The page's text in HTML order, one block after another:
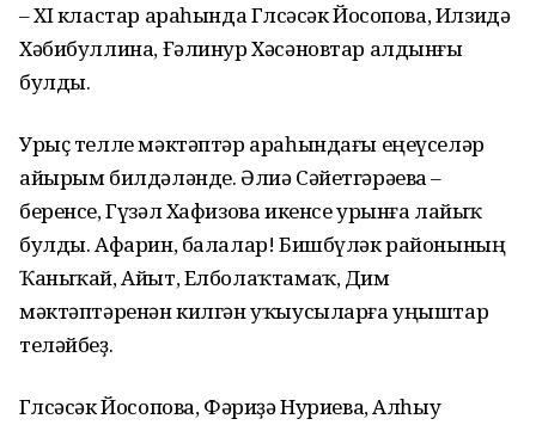
– ХI кластар араһында Гөлсәсәк Йосопова, Илзидә
Хәбибуллина, Ғәлинур Хәсәновтар алдынғы
булды.
Урыҫ телле мәктәптәр араһын­дағы еңеүселәр
айырым билдә­ләнде. Әлиә Сәйетгәрәева –
беренсе, Гүзәл Хафизова икенсе урынға лайыҡ
булды. Афарин, балалар! Бишбүләк районының
Ҡаныҡай, Айыт, Елболаҡтамаҡ, Дим
мәктәптәренән килгән уҡыусыларға уңыштар
теләйбеҙ.
Гөлсәсәк Йосопова, Фәриҙә Нуриева, Алһыу